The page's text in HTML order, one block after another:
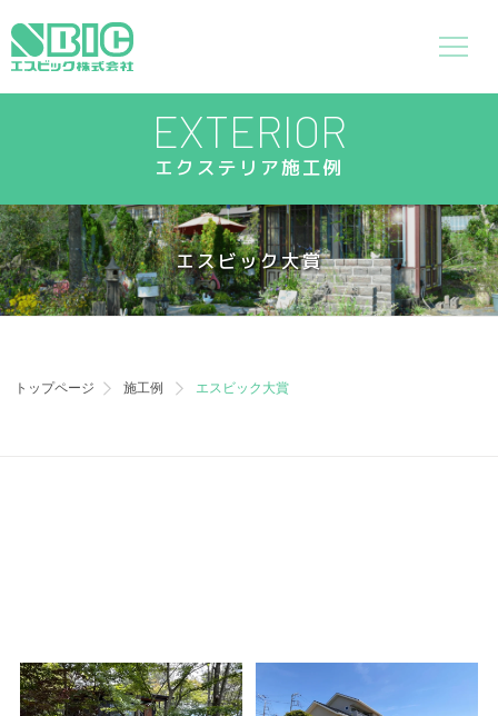
EXTERIOR
エクステリア施工例
エスビック大賞
トップページ 施工例 エスビック大賞